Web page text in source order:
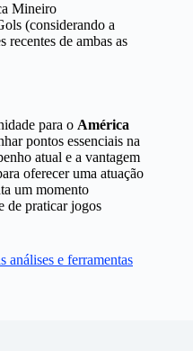
Mineiro
(considerando a
recentes de ambas as
para o América
pontos essenciais na
atual e a vantagem
oferecer uma atuação
um momento
de praticar jogos
análises e ferramentas